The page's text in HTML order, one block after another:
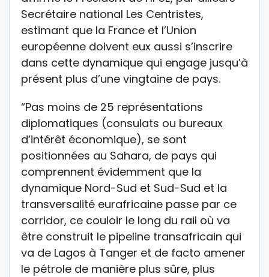
Secrétaire national Les Centristes,
estimant que la France et l’Union
européenne doivent eux aussi s’inscrire
dans cette dynamique qui engage jusqu’à
présent plus d’une vingtaine de pays.
“Pas moins de 25 représentations
diplomatiques (consulats ou bureaux
d’intérêt économique), se sont
positionnées au Sahara, de pays qui
comprennent évidemment que la
dynamique Nord-Sud et Sud-Sud et la
transversalité eurafricaine passe par ce
corridor, ce couloir le long du rail où va
être construit le pipeline transafricain qui
va de Lagos à Tanger et de facto amener
le pétrole de manière plus sûre, plus